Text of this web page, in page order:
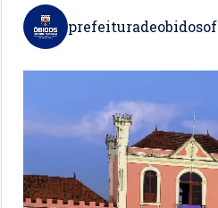
prefeituradeobidosof